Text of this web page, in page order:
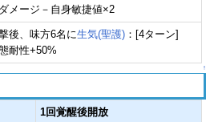
メージ－自身敏捷値×2
後、味方6名に生気(聖護) ：[4ターン]
耐性+50%
↑
1回覚醒後開放